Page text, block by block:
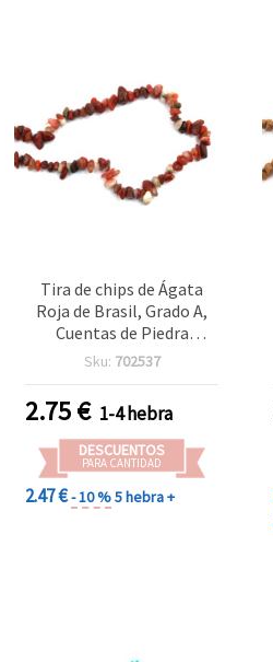
Tira de chips de Ágata
Roja de Brasil, Grado A,
Cuentas de Piedra
Natural 5-7 mm ~80 cm
Sku: 702537
2.75€ 1-4 hebra
DESCUENTOS
PARA CANTIDAD
2.47 €- 10 %5 hebra +